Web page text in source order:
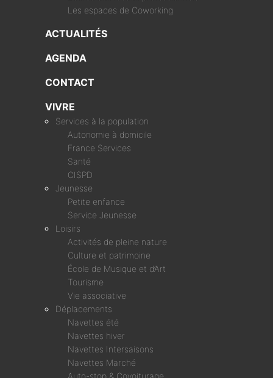
Les espaces de Coworking
ACTUALITÉS
AGENDA
CONTACT
VIVRE
Services à la population
Autonomie à domicile
France Services
Santé
CISPD
Jeunesse
Petite enfance
Service Jeunesse
Loisirs
Activités de pleine nature
Culture et patrimoine
École de Musique et d’Art
Tourisme
Vie associative
Déplacements
Navettes été
Navettes hiver
Navettes Intersaisons
Navettes Marché
Auto-stop & Covoiturage